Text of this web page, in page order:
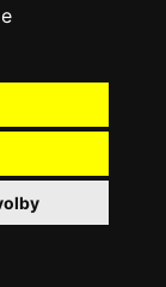
podmínky